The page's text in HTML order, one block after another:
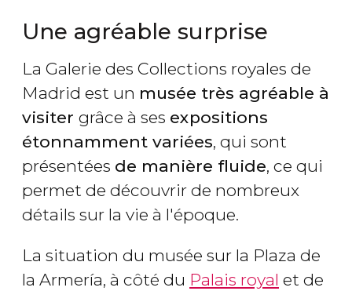
Une agréable surprise
La Galerie des Collections royales de
Madrid est un musée très agréable à
visiter grâce à ses expositions
étonnamment variées, qui sont
présentées de manière fluide, ce qui
permet de découvrir de nombreux
détails sur la vie à l'époque.
La situation du musée sur la Plaza de
la Armería, à côté du Palais royal et de